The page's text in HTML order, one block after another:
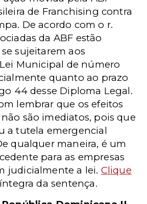
de Franchising contra
De acordo com o r.
da ABF estão
sujeitarem aos
Municipal de número
quanto ao prazo
44 desse Diploma Legal.
lembrar que os efeitos
são imediatos, pois que
a tutela emergencial
qualquer maneira, é um
para as empresas
judicialmente a lei. Clique
da sentença.